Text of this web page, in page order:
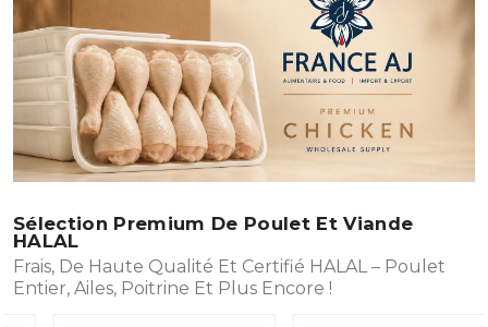
Sélection Premium De Poulet Et Viande
HALAL
Frais, De Haute Qualité Et Certifié HALAL – Poulet
Entier, Ailes, Poitrine Et Plus Encore !